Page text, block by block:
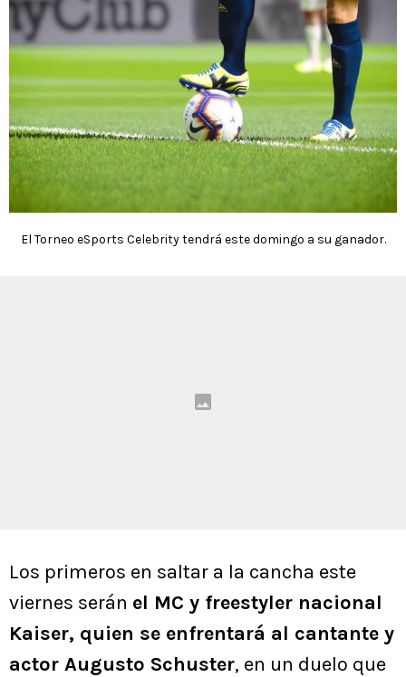
El Torneo eSports Celebrity tendrá este domingo a su ganador.
Los primeros en saltar a la cancha este
viernes serán el MC y freestyler nacional
Kaiser, quien se enfrentará al cantante y
actor Augusto Schuster, en un duelo que